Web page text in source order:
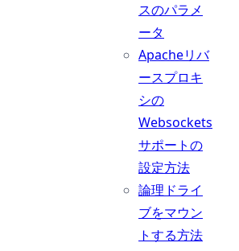
スのパラメ
ータ
Apacheリバ
ースプロキ
シの
Websockets
サポートの
設定方法
論理ドライ
ブをマウン
トする方法